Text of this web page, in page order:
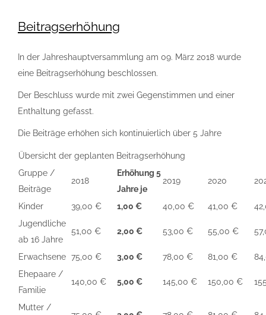
Beitragserhöhung
In der Jahreshauptversammlung am 09. März 2018 wurde
eine Beitragserhöhung beschlossen.
Der Beschluss wurde mit zwei Gegenstimmen und einer
Enthaltung gefasst.
Die Beiträge erhöhen sich kontinuierlich über 5 Jahre
Übersicht der geplanten Beitragserhöhung
Gruppe /
Beiträge
2018
Erhöhung 5
Jahre je
2019 2020
Kinder 39,00 € 1,00 € 40,00 € 41,00 €
Jugendliche
ab 16 Jahre
51,00 € 2,00 € 53,00 € 55,00 €
Erwachsene 75,00 € 3,00 € 78,00 € 81,00 €
Ehepaare /
Familie
140,00 € 5,00 € 145,00 € 150,00 €
Mutter /